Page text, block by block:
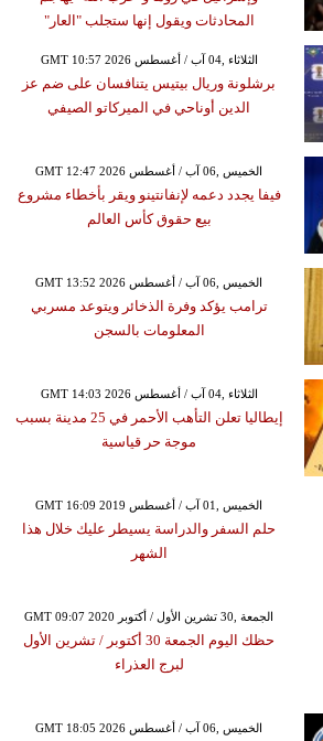
المحادثات ويقول إنها ستجلب "العار"
GMT 10:57 2026 الثلاثاء ,04 آب / أغسطس
برشلونة وريال بيتيس يتنافسان على ضم عز
الدين أوناحي في الميركاتو الصيفي
GMT 12:47 2026 الخميس ,06 آب / أغسطس
فيفا يجدد دعمه لإنفانتينو ويقر بأخطاء مشروع
بيع حقوق كأس العالم
GMT 13:52 2026 الخميس ,06 آب / أغسطس
ترامب يؤكد وفرة الذخائر ويتوعد مسربي
المعلومات بالسجن
GMT 14:03 2026 الثلاثاء ,04 آب / أغسطس
إيطاليا تعلن التأهب الأحمر في 25 مدينة بسبب
موجة حر قياسية
GMT 16:09 2019 الخميس ,01 آب / أغسطس
حلم السفر والدراسة يسيطر عليك خلال هذا
الشهر
GMT 09:07 2020 الجمعة ,30 تشرين الأول / أكتوبر
حظك اليوم الجمعة 30 أكتوبر / تشرين الأول
لبرج العذراء
GMT 18:05 2026 الخميس ,06 آب / أغسطس